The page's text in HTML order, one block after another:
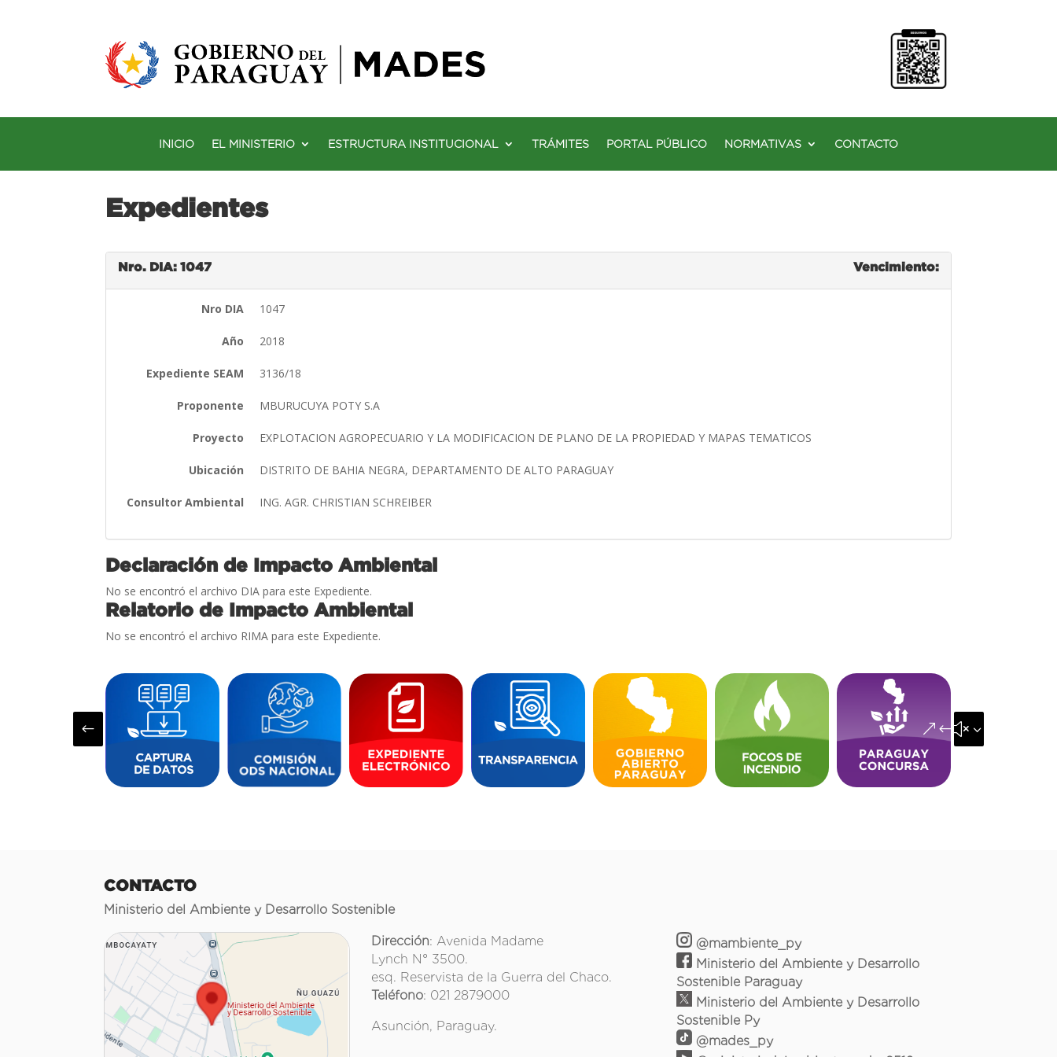
INICIO EL MINISTERIO ESTRUCTURA INSTITUCIONAL TRÁMITES PORTAL PÚBLICO NORMATIVAS CONTACTO
Expedientes
Nro. DIA: 1047 Vencimiento:
Nro DIA 1047
Año 2018
Expediente SEAM 3136/18
Proponente MBURUCUYA POTY S.A
Proyecto EXPLOTACION AGROPECUARIO Y LA MODIFICACION DE PLANO DE LA PROPIEDAD Y MAPAS TEMATICOS
Ubicación DISTRITO DE BAHIA NEGRA, DEPARTAMENTO DE ALTO PARAGUAY
Consultor Ambiental ING. AGR. CHRISTIAN SCHREIBER
Declaración de Impacto Ambiental
No se encontró el archivo DIA para este Expediente.
Relatorio de Impacto Ambiental
No se encontró el archivo RIMA para este Expediente.
# &#x35;
CONTACTO
Ministerio del Ambiente y Desarrollo Sostenible
Dirección: Avenida Madame
Lynch N° 3500.
esq. Reservista de la Guerra del Chaco.
Teléfono: 021 2879000
Asunción, Paraguay.
@mambiente_py
Ministerio del Ambiente y Desarrollo
Sostenible Paraguay
Ministerio del Ambiente y Desarrollo
Sostenible Py
@mades_py